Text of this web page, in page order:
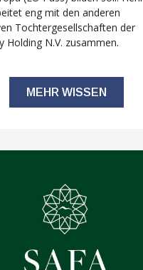
eng mit den anderen
Tochtergesellschaften der
Holding N.V. zusammen.
MEHR WISSEN